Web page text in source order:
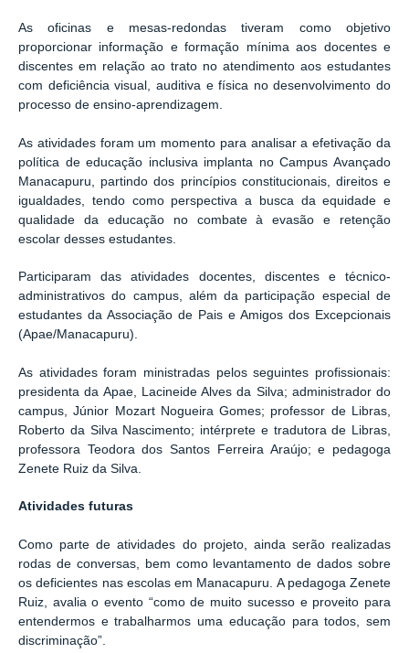
As oficinas e mesas-redondas tiveram como objetivo
proporcionar informação e formação mínima aos docentes e
discentes em relação ao trato no atendimento aos estudantes
com deficiência visual, auditiva e física no desenvolvimento do
processo de ensino-aprendizagem.
As atividades foram um momento para analisar a efetivação da
política de educação inclusiva implanta no Campus Avançado
Manacapuru, partindo dos princípios constitucionais, direitos e
igualdades, tendo como perspectiva a busca da equidade e
qualidade da educação no combate à evasão e retenção
escolar desses estudantes.
Participaram das atividades docentes, discentes e técnico-
administrativos do campus, além da participação especial de
estudantes da Associação de Pais e Amigos dos Excepcionais
(Apae/Manacapuru).
As atividades foram ministradas pelos seguintes profissionais:
presidenta da Apae, Lacineide Alves da Silva; administrador do
campus, Júnior Mozart Nogueira Gomes; professor de Libras,
Roberto da Silva Nascimento; intérprete e tradutora de Libras,
professora Teodora dos Santos Ferreira Araújo; e pedagoga
Zenete Ruiz da Silva.
Atividades futuras
Como parte de atividades do projeto, ainda serão realizadas
rodas de conversas, bem como levantamento de dados sobre
os deficientes nas escolas em Manacapuru. A pedagoga Zenete
Ruiz, avalia o evento “como de muito sucesso e proveito para
entendermos e trabalharmos uma educação para todos, sem
discriminação”.